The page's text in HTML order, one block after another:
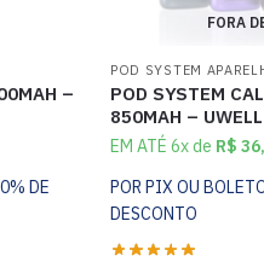
–
DE
FORA
POD SYSTEM
POD SYSTEM
850MAH – UWELL
EM ATÉ 6x de R$
POR PIX OU
DESCONTO